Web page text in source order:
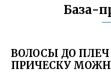
База-
ВОЛОСЫ ДО
ПРИЧЕСКУ